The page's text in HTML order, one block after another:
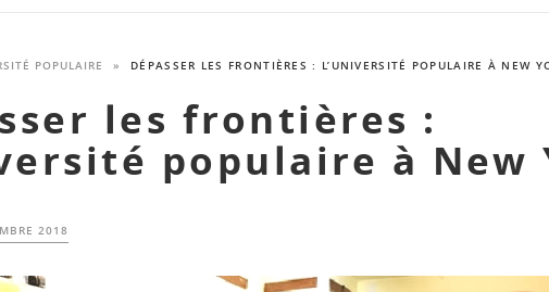
POPULAIRE » DÉPASSER LES FRONTIÈRES : L’UNIVERSITÉ POPULAIRE À NEW
les frontières :
populaire à New
2018